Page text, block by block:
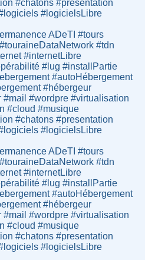
#chatons #presentation
#logicielsLibre
ADeTI #tours
#tdn
#internetLibre
#lug #installPartie
#autoHébergement
#hébergeur
#mail #wordpre #virtualisation
#cloud #musique
#chatons #presentation
#logicielsLibre
ADeTI #tours
#tdn
#internetLibre
#lug #installPartie
#autoHébergement
#hébergeur
#mail #wordpre #virtualisation
#cloud #musique
#chatons #presentation
#logicielsLibre